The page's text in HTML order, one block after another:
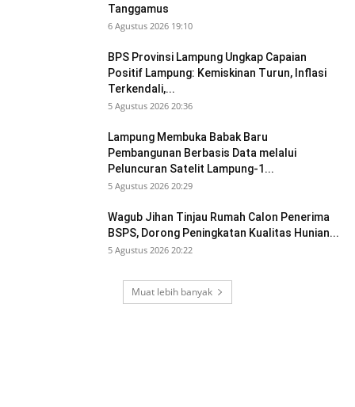
Tanggamus
6 Agustus 2026 19:10
BPS Provinsi Lampung Ungkap Capaian
Positif Lampung: Kemiskinan Turun, Inflasi
Terkendali,...
5 Agustus 2026 20:36
Lampung Membuka Babak Baru
Pembangunan Berbasis Data melalui
Peluncuran Satelit Lampung-1...
5 Agustus 2026 20:29
Wagub Jihan Tinjau Rumah Calon Penerima
BSPS, Dorong Peningkatan Kualitas Hunian...
5 Agustus 2026 20:22
Muat lebih banyak